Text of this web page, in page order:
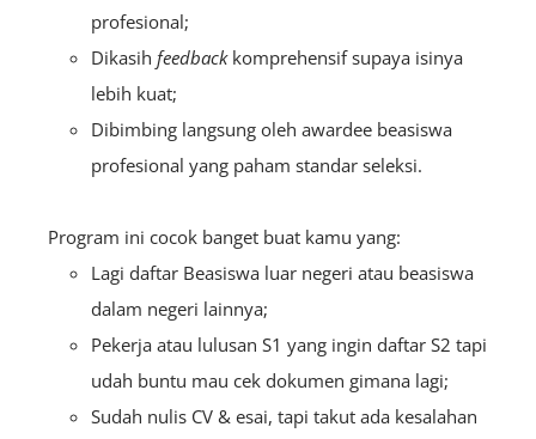
profesional;
Dikasih feedback komprehensif supaya isinya
lebih kuat;
Dibimbing langsung oleh awardee beasiswa
profesional yang paham standar seleksi.
Program ini cocok banget buat kamu yang:
Lagi daftar Beasiswa luar negeri atau beasiswa
dalam negeri lainnya;
Pekerja atau lulusan S1 yang ingin daftar S2 tapi
udah buntu mau cek dokumen gimana lagi;
Sudah nulis CV & esai, tapi takut ada kesalahan